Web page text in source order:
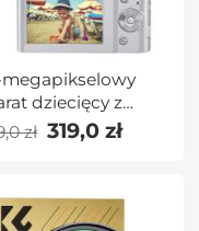
dziecięcy z
z 16-krotnym
Kompaktowy
zł 319,0 zł